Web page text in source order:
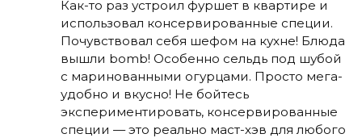
Как-то раз устроил фуршет в квартире и
использовал консервированные специи.
Почувствовал себя шефом на кухне! Блюда
вышли bomb! Особенно сельдь под шубой
с маринованными огурцами. Просто мега-
удобно и вкусно! Не бойтесь
экспериментировать, консервированные
специи — это реально маст-хэв для любого